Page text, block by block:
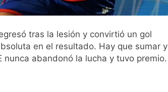
tras la lesión y convirtió un gol
en el resultado. Hay que sumar y
nunca abandonó la lucha y tuvo premio.